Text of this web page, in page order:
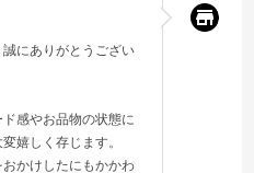
にありがとうござい
感やお品物の状態に
嬉しく存じます。
かけしたにもかかわ